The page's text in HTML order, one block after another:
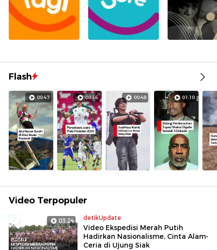
Flash
00:47 00:36 00:48 01:10
Video Terpopuler
03:24 detikUpdate
Video Ekspedisi Merah Putih
Hadirkan Nasionalisme, Cinta Alam-
Ceria di Ujung Siak